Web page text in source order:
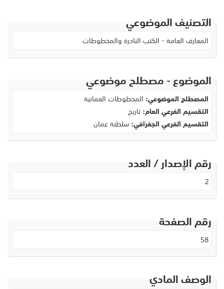
التصنيف الموضوعي
المعارف العامة - الكتب النادرة والمخطوطات
الموضوع - مصطلح موضوعي
المصطلح الموضوعي: المخطوطات العمانية
التقسيم الفرعي العام:تاريخ
التقسيم الفرعي الجغرافي:سلطنة عمان
رقم الإصدار / العدد
2
رقم الصفحة
58
الوصف المادي